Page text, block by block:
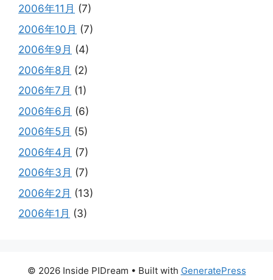
2006年11月 (7)
2006年10月 (7)
2006年9月 (4)
2006年8月 (2)
2006年7月 (1)
2006年6月 (6)
2006年5月 (5)
2006年4月 (7)
2006年3月 (7)
2006年2月 (13)
2006年1月 (3)
© 2026 Inside PIDream • Built with GeneratePress